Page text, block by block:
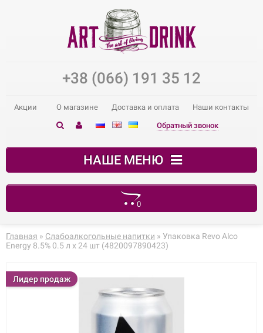
+38 (066) 191 35 12
Акции О магазине Доставка и оплата Наши контакты
Обратный звонок
НАШЕ МЕНЮ
0
В корзине пусто!
Главная » Слабоалкогольные напитки » Упаковка Revo Alco
Energy 8.5% 0.5 л x 24 шт (4820097890423)
Лидер продаж